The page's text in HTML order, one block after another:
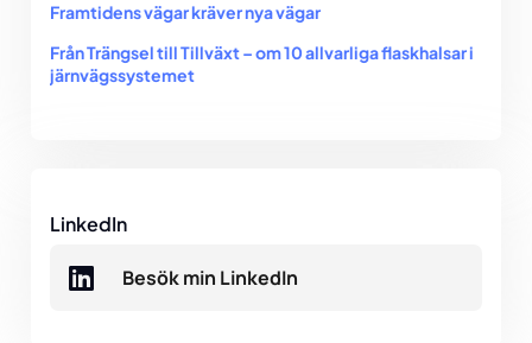
Framtidens vägar kräver nya vägar
Från Trängsel till Tillväxt – om 10 allvarliga flaskhalsar i
järnvägssystemet
LinkedIn
Besök min LinkedIn